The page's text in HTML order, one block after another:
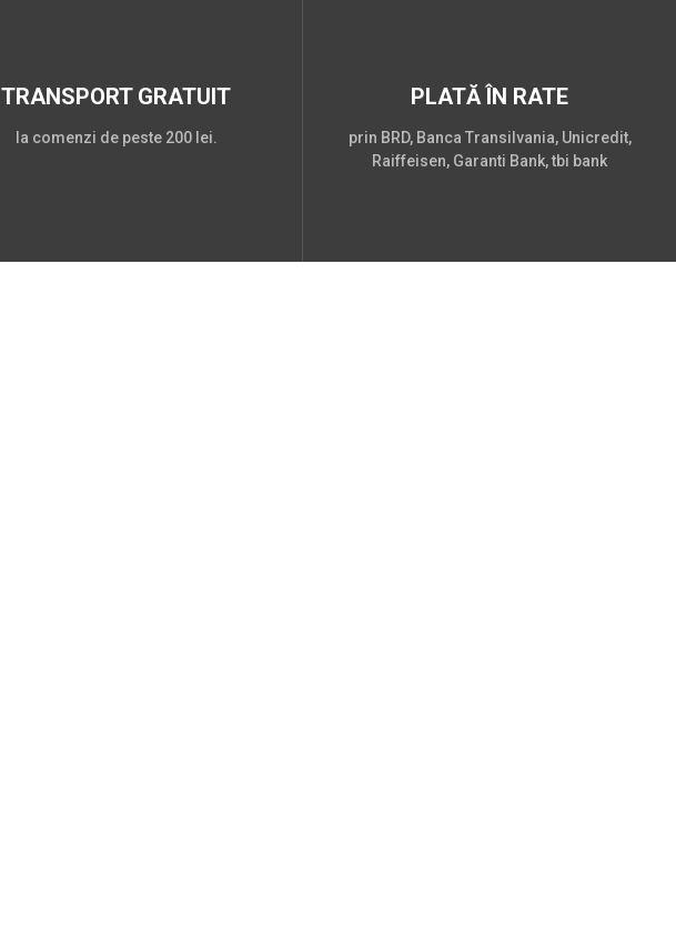
TRANSPORT GRATUIT
la comenzi de peste 200 lei.
PLATĂ ÎN RATE
prin BRD, Banca Transilvania, Unicredit,
Raiffeisen, Garanti Bank, tbi bank